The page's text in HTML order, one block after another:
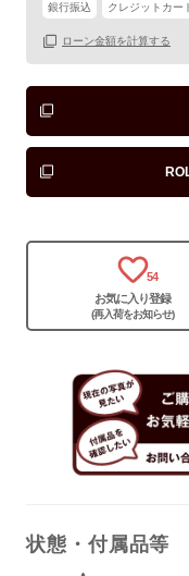
銀行振込 クレジットカー
ローン金額を計算する
54
お気に入り登録
(再入荷をお知らせ)
状態・付属品等
保証書
箱